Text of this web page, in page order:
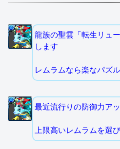
龍族の聖雲「転生リュ
します
レムラムなら楽なパズ
最近流行りの防御力ア
上限高いレムラムを選